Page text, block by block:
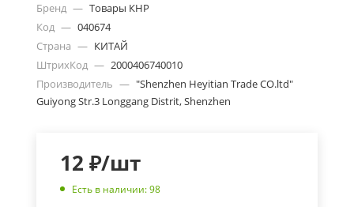
Бренд — Товары КНР
Код — 040674
Страна — КИТАЙ
ШтрихКод — 2000406740010
Производитель — "Shenzhen Heyitian Trade CO.ltd"
Guiyong Str.3 Longgang Distrit, Shenzhen
12 ₽/шт
Есть в наличии: 98